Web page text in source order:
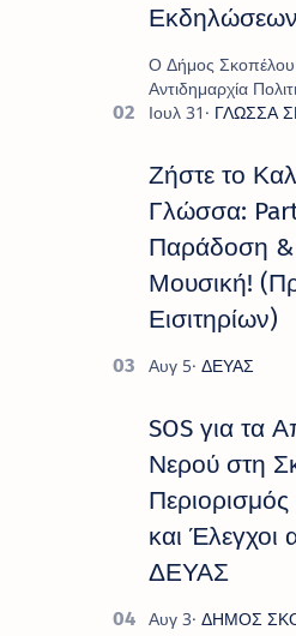
Εκδηλώσεων
Ο Δήμος Σκοπέλου
Αντιδημαρχία
παρουσιάζουν το
πλούσιο και
πρόγραμμα εκδ…
Ζήστε το
Γλώσσα:
Παράδοση
Μουσική!
Εισιτηρίων)
SOS για τα
Νερού στη
και Έλεγχοι
ΔΕΥΑΣ